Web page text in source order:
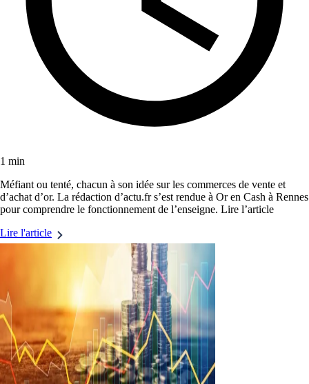
1 min
Méfiant ou tenté, chacun à son idée sur les commerces de vente et
d’achat d’or. La rédaction d’actu.fr s’est rendue à Or en Cash à Rennes
pour comprendre le fonctionnement de l’enseigne. Lire l’article
Lire l'article